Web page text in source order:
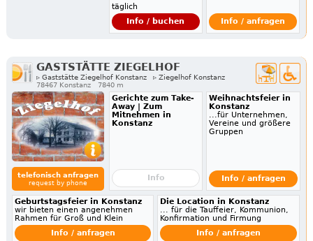
täglich
Info / buchen
Info / anfragen
GASTSTÄTTE ZIEGELHOF
▹ Gaststätte Ziegelhof Konstanz
▹ Ziegelhof Konstanz
78467 Konstanz
7840 m
telefonisch anfragen
request by phone
Gerichte zum Take-
Away | Zum
Mitnehmen in
Konstanz
Info
Weihnachtsfeier in
Konstanz
...für Unternehmen,
Vereine und größere
Gruppen
Info / anfragen
Geburtstagsfeier in Konstanz
wir bieten einen angenehmen
Rahmen für Groß und Klein
Info / anfragen
Die Location in Konstanz
... für die Tauffeier, Kommunion,
Konfirmation und Firmung
Info / anfragen